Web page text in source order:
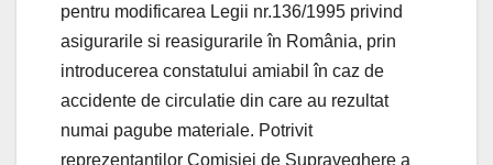
pentru modificarea Legii nr.136/1995 privind
asigurarile si reasigurarile în România, prin
introducerea constatului amiabil în caz de
accidente de circulatie din care au rezultat
numai pagube materiale. Potrivit
reprezentantilor Comisiei de Supraveghere a